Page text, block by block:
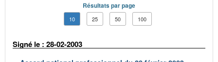
Résultats par page
10 25 50 100
Signé le : 28-02-2003